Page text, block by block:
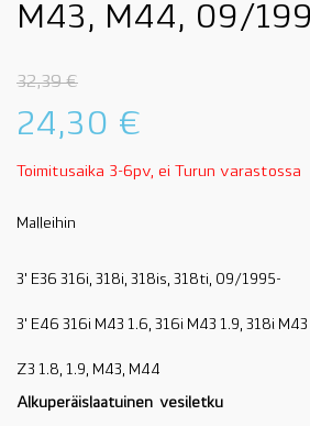
M43, M44, 09/
32,39€
24,30 €
Toimitusaika 3-6pv, ei Turun varastossa
Malleihin
3' E36 316i, 318i, 318is, 318ti, 09/1995-
3' E46 316i M43 1.6, 316i M43 1.9, 318i M43
Z3 1.8, 1.9, M43, M44
Alkuperäislaatuinen vesiletku